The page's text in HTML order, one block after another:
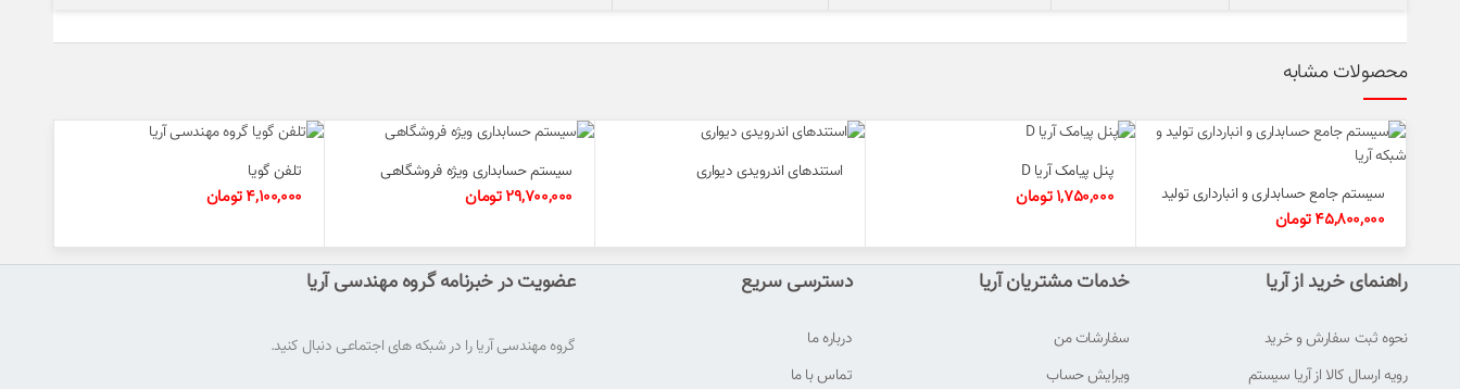
محصولات مشابه
سیستم جامع حسابداری و انبارداری تولید
و شبکه آریا
45,800,000تومان
پنل پیامک آریا D
1,750,000 تومان
استندهای اندرویدی دیواری سیستم حسابداری ویژه فروشگاهی
29,700,000 تومان
تلفن گویا
4,100,000تومان
عضویت در خبرنامه گروه مهندسی آریا
گروه مهندسی آریا را در شبکه های اجتماعی دنبال کنید.
دسترسی سریع
درباره ما
تماس با ما
خدمات مشتریان آریا
سفارشات من
ویرایش حساب
راهنمای خرید از آریا
نحوه ثبت سفارش و خرید
رویه ارسال کالا از آریا سیستم